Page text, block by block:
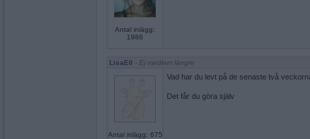
Antal inlägg:
1986
LisaE0 - Ej medlem längre
Antal inlägg: 675
Vad har du levt på de senaste två
Det får du göra själv